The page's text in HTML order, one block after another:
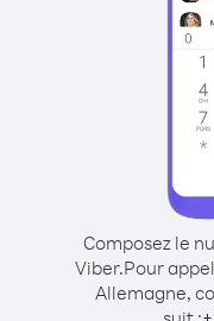
Composez le
Viber.Pour
Allemagne,